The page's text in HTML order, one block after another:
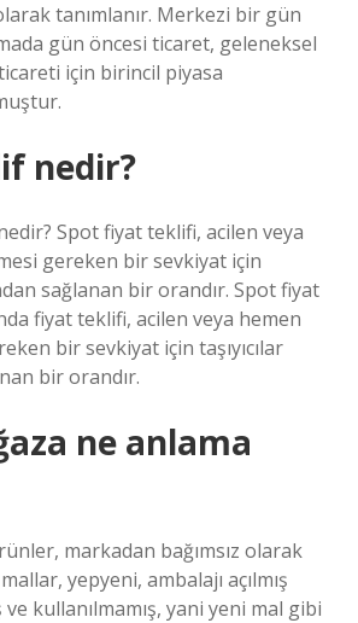
tanımlanır. Merkezi bir gün
gün öncesi ticaret, geleneksel
için birincil piyasa
nedir?
Spot fiyat teklifi, acilen veya
gereken bir sevkiyat için
sağlanan bir orandır. Spot fiyat
fiyat teklifi, acilen veya hemen
bir sevkiyat için taşıyıcılar
bir orandır.
ne anlama
markadan bağımsız olarak
yepyeni, ambalajı açılmış
kullanılmamış, yani yeni mal gibi